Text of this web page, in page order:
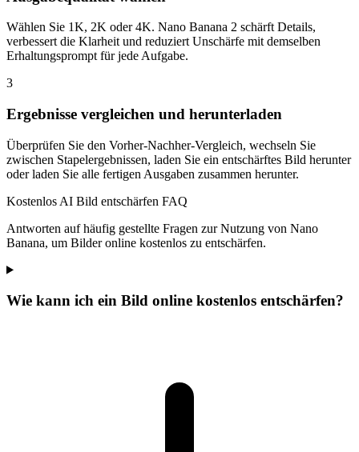
Wählen Sie 1K, 2K oder 4K. Nano Banana 2 schärft Details,
verbessert die Klarheit und reduziert Unschärfe mit demselben
Erhaltungsprompt für jede Aufgabe.
3
Ergebnisse vergleichen und herunterladen
Überprüfen Sie den Vorher-Nachher-Vergleich, wechseln Sie
zwischen Stapelergebnissen, laden Sie ein entschärftes Bild herunter
oder laden Sie alle fertigen Ausgaben zusammen herunter.
Kostenlos AI Bild entschärfen FAQ
Antworten auf häufig gestellte Fragen zur Nutzung von Nano
Banana, um Bilder online kostenlos zu entschärfen.
Wie kann ich ein Bild online kostenlos entschärfen?